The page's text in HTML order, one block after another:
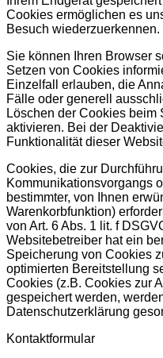
Cookies ermöglichen es
Besuch wiederzuerkennen.
Sie können Ihren Browser
Setzen von Cookies
Einzelfall erlauben, die
Fälle oder generell
Löschen der Cookies
aktivieren. Bei der
Funktionalität dieser
Cookies, die zur
Kommunikationsvorgangs
bestimmter, von Ihnen
Warenkorbfunktion)
von Art. 6 Abs. 1 lit. f
Websitebetreiber hat ein
Speicherung von Cookies
optimierten Bereitstellung
Cookies (z.B. Cookies zur
gespeichert werden,
Datenschutzerklärung
Kontaktformular